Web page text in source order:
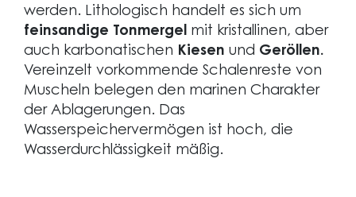
werden. Lithologisch handelt es sich um
feinsandige Tonmergel mit kristallinen, aber
auch karbonatischen Kiesen und Geröllen.
Vereinzelt vorkommende Schalenreste von
Muscheln belegen den marinen Charakter
der Ablagerungen. Das
Wasserspeichervermögen ist hoch, die
Wasserdurchlässigkeit mäßig.